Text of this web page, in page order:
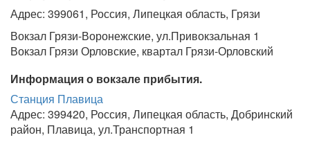
Адрес: 399061, Россия, Липецкая область, Грязи
Вокзал Грязи-Воронежские, ул.Привокзальная 1
Вокзал Грязи Орловские, квартал Грязи-Орловский
Информация о вокзале прибытия.
Станция Плавица
Адрес: 399420, Россия, Липецкая область, Добринский
район, Плавица, ул.Транспортная 1